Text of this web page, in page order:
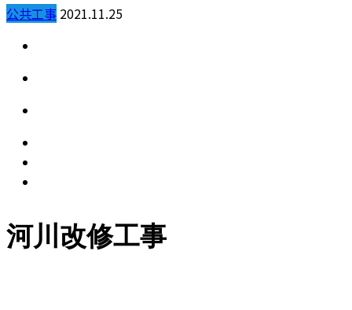
公共工事 2021.11.25
河川改修工事